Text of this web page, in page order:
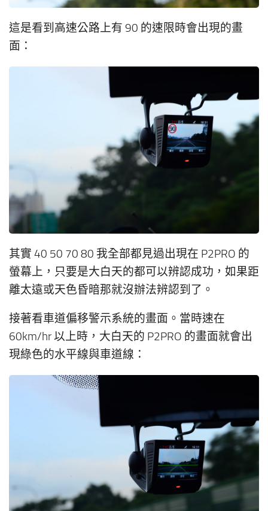
這是看到高速公路上有 90 的速限時會出現的畫
面：
其實 40 50 70 80 我全部都見過出現在 P2PRO 的
螢幕上，只要是大白天的都可以辨認成功，如果距
離太遠或天色昏暗那就沒辦法辨認到了。
接著看車道偏移警示系統的畫面。當時速在
60km/hr 以上時，大白天的 P2PRO 的畫面就會出
現綠色的水平線與車道線：